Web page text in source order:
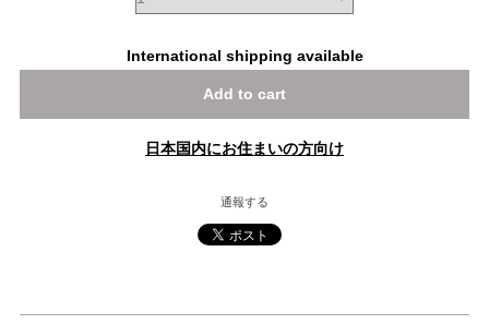
International shipping available
Add to cart
日本国内にお住まいの方向け
通報する